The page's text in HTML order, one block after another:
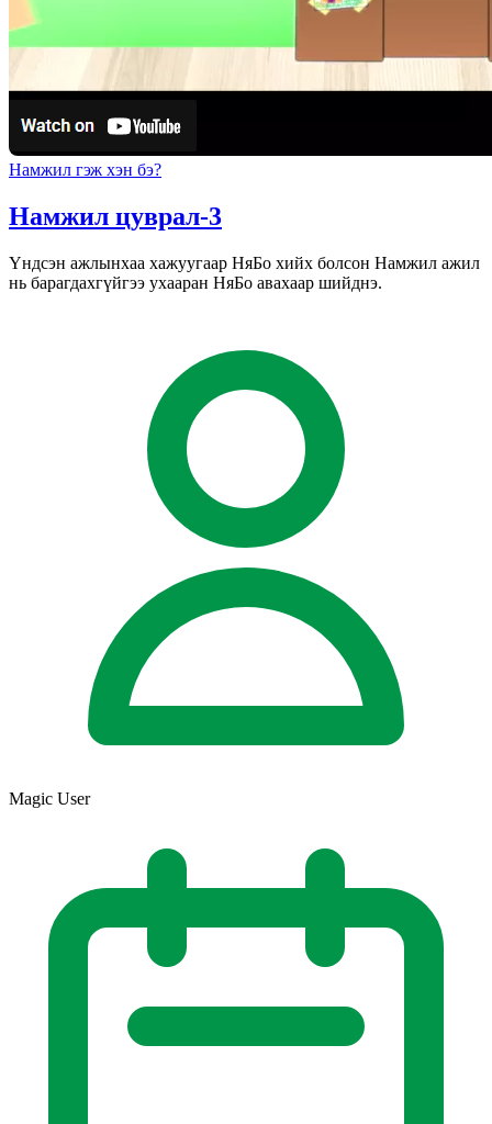
Намжил гэж хэн бэ?
Намжил цуврал-3
Үндсэн ажлынхаа хажуугаар НяБо хийх болсон Намжил ажил
нь барагдахгүйгээ ухааран НяБо авахаар шийднэ.
Magic User